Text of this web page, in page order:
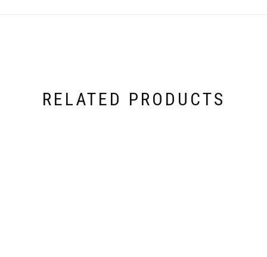
RELATED PRODUCTS